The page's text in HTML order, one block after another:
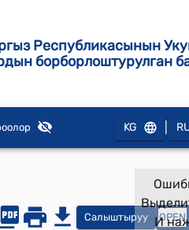
Республикасынын
борборлоштурулган
KG
Салыштыруу OPEN
И